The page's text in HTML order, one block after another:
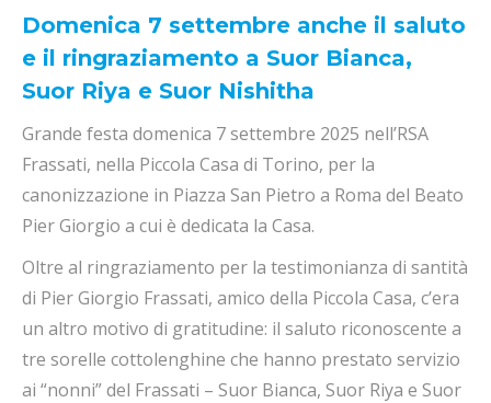
Domenica 7 settembre anche il saluto
e il ringraziamento a Suor Bianca,
Suor Riya e Suor Nishitha
Grande festa domenica 7 settembre 2025 nell’RSA
Frassati, nella Piccola Casa di Torino, per la
canonizzazione in Piazza San Pietro a Roma del Beato
Pier Giorgio a cui è dedicata la Casa.
Oltre al ringraziamento per la testimonianza di santità
di Pier Giorgio Frassati, amico della Piccola Casa, c’era
un altro motivo di gratitudine: il saluto riconoscente a
tre sorelle cottolenghine che hanno prestato servizio
ai “nonni” del Frassati – Suor Bianca, Suor Riya e Suor